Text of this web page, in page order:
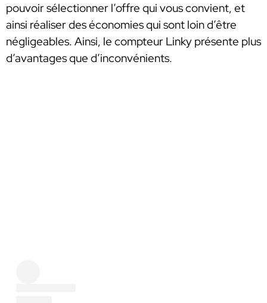
pouvoir sélectionner l’offre qui vous convient, et
ainsi réaliser des économies qui sont loin d’être
négligeables. Ainsi, le compteur Linky présente plus
d’avantages que d’inconvénients.